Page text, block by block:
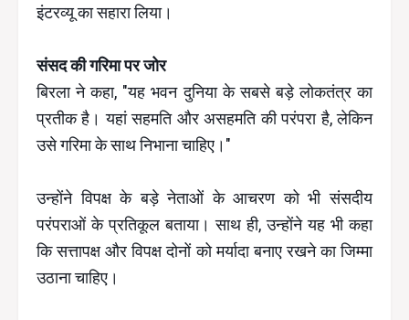
इंटरव्यू का सहारा लिया।
संसद की गरिमा पर जोर
बिरला ने कहा, "यह भवन दुनिया के सबसे बड़े लोकतंत्र का
प्रतीक है। यहां सहमति और असहमति की परंपरा है, लेकिन
उसे गरिमा के साथ निभाना चाहिए।"
उन्होंने विपक्ष के बड़े नेताओं के आचरण को भी संसदीय
परंपराओं के प्रतिकूल बताया। साथ ही, उन्होंने यह भी कहा
कि सत्तापक्ष और विपक्ष दोनों को मर्यादा बनाए रखने का जिम्मा
उठाना चाहिए।